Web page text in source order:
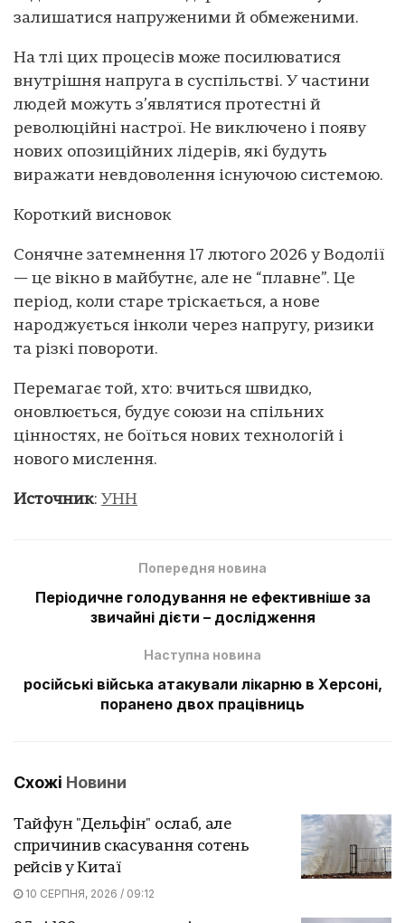
залишатися напруженими й обмеженими.
На тлі цих процесів може посилюватися
внутрішня напруга в суспільстві. У частини
людей можуть з’являтися протестні й
революційні настрої. Не виключено і появу
нових опозиційних лідерів, які будуть
виражати невдоволення існуючою системою.
Короткий висновок
Сонячне затемнення 17 лютого 2026 у Водолії
— це вікно в майбутнє, але не “плавне”. Це
період, коли старе тріскається, а нове
народжується інколи через напругу, ризики
та різкі повороти.
Перемагає той, хто: вчиться швидко,
оновлюється, будує союзи на спільних
цінностях, не боїться нових технологій і
нового мислення.
Источник: УНН
Попередня новина
Періодичне голодування не ефективніше за
звичайні дієти – дослідження
Наступна новина
російські війська атакували лікарню в Херсоні,
поранено двох працівниць
Схожі Новини
Тайфун "Дельфін" ослаб, але
спричинив скасування сотень
рейсів у Китаї
10 СЕРПНЯ, 2026 / 09:12